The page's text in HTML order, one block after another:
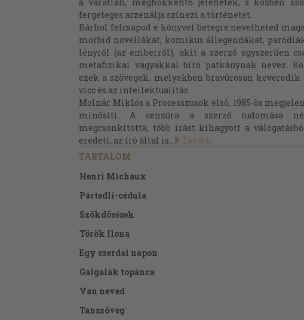
a váratlan, meghökkentő jelenetek, s közben
fergeteges arzenálja színezi a történetet.
Bárhol felcsapod e könyvet betegre nevetheted
morbid novellákat, komikus állegendákat,
lényről (az emberről), akit a szerző egyszerűen
metafizikai vágyakkal bíró patkánynak nevez.
ezek a szövegek, melyekben bravúrosan
vicc és az intellektualitás.
Molnár Miklós a Processzusok első, 1985-ös
minősíti. A cenzúra a szerző tudomása
megcsonkította, több írást kihagyott a
eredeti, az író által is...
Tovább
TARTALOM
Henri Michaux
Pártedli-cédula
Szökdösések
Török Ilona
Egy szerdai napon
Galgalák topánca
Van neved
Tanszöveg